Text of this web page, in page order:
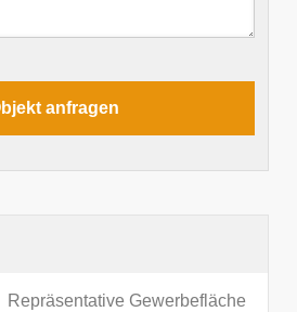
Repräsentative Gewerbefläche